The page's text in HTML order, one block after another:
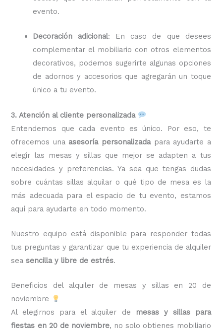
evento.
Decoración adicional: En caso de que desees
complementar el mobiliario con otros elementos
decorativos, podemos sugerirte algunas opciones
de adornos y accesorios que agregarán un toque
único a tu evento.
3. Atención al cliente personalizada
Entendemos que cada evento es único. Por eso, te
ofrecemos una asesoría personalizadapara ayudarte a
elegir las mesas y sillas que mejor se adapten a tus
necesidades y preferencias. Ya sea que tengas dudas
sobre cuántas sillas alquilar o qué tipo de mesa es la
más adecuada para el espacio de tu evento, estamos
aquí para ayudarte en todo momento.
Nuestro equipo está disponible para responder todas
tus preguntas y garantizar que tu experiencia de alquiler
seasencilla y libre de estrés.
Beneficios del alquiler de mesas y sillas en 20 de
noviembre
Al elegirnos para el alquiler de
mesas y sillas para
fiestas en 20 de noviembre, no solo obtienes mobiliario